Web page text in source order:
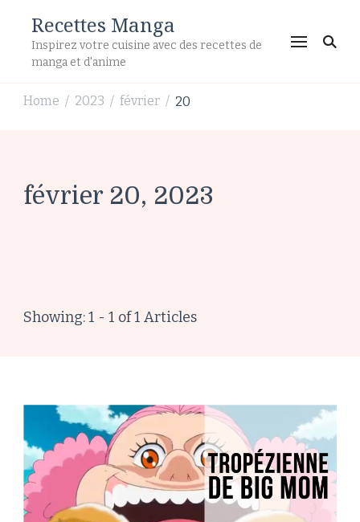
Recettes Manga
Inspirez votre cuisine avec des recettes de
manga et d'anime
Home / 2023 / février / 20
février 20, 2023
Showing: 1 - 1 of 1 Articles